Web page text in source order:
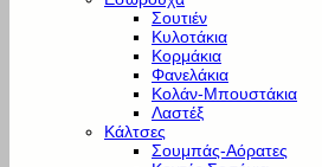
Σουτιέν
Κυλοτάκια
Κορμάκια
Φανελάκια
Κολάν-Μπουστάκια
Λαστέξ
Κάλτσες
Σουμπάς-Αόρατες